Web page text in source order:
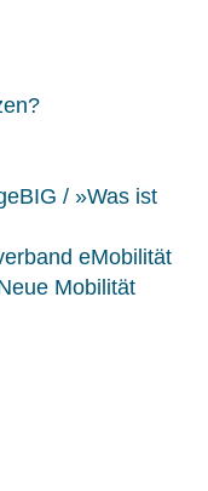
/ »Was ist
eMobilität
Mobilität